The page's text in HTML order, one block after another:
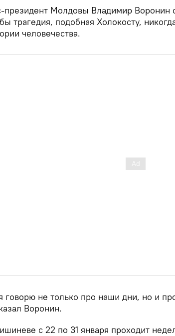
президент Молдовы Владимир Воронин
трагедия, подобная Холокосту,
человечества.
говорю не только про наши дни, но и
Воронин.
с 22 по 31 января проходит